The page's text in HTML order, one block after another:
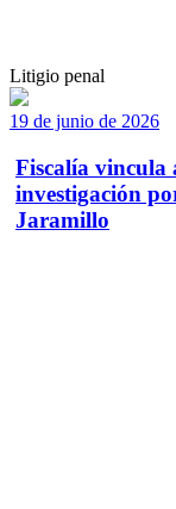
Litigio penal
19 de junio de 2026
Fiscalía vincula
investigación
Jaramillo